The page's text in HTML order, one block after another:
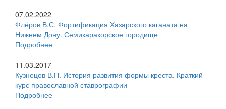
07.02.2022
Флёров В.С. Фортификация Хазарского каганата на
Нижнем Дону. Семикаракорское городище
Подробнее
11.03.2017
Кузнецов В.П. История развития формы креста. Краткий
курс православной ставрографии
Подробнее